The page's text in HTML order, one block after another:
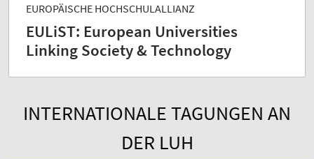
EUROPÄISCHE HOCHSCHULALLIANZ
EULiST: European Universities
Linking Society & Technology
INTERNATIONALE TAGUNGEN AN
DER LUH